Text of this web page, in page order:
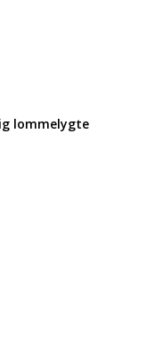
lommelygte